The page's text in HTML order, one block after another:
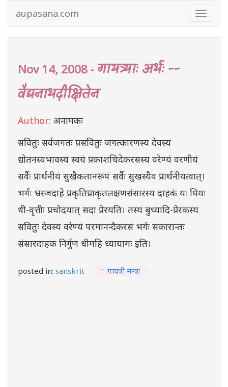
Toggle
aupasana.com
Nov 14, 2008 - गायत्र्याः अर्थः --
वैद्यनाथदीक्षितेन
Author: अनामकः
सवितुः सर्वजगतः प्रसवितुः जगत्कारणस्य देवस्य
द्योतनस्वभावस्य स्वयं प्रकाशचिदेकरसस्य वरेण्यं वरणीयं
सर्वैः प्रार्थनीयं सुखैकतानरूपं सर्वैः सुखस्यैव प्रार्थनीयत्वात्।
भर्गः भ्रस्जदाहे प्रकृतिप्राकृतलक्षणसंसारस्य दाहकं यः धियः
धी-वृत्तीः प्रचोदयात् सदा प्रेरयति। तस्य बुध्यादि-प्रेरकस्य
सवितुः देवस्य वरेण्यं परमानन्दैकरसं भर्गः सकारान्तः
संसारदाहकं निर्गुणं धीमहि ध्यायामः इति।
posted in: sanskrit गायत्री मन्त्रः